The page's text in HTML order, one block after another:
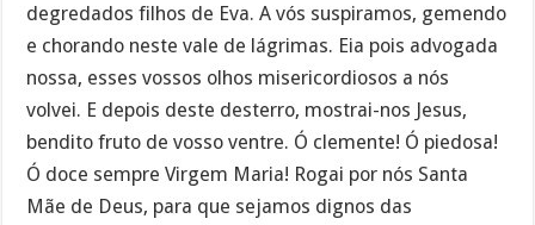
degredados filhos de Eva. A vós suspiramos, gemendo
e chorando neste vale de lágrimas. Eia pois advogada
nossa, esses vossos olhos misericordiosos a nós
volvei. E depois deste desterro, mostrai-nos Jesus,
bendito fruto de vosso ventre. Ó clemente! Ó piedosa!
Ó doce sempre Virgem Maria! Rogai por nós Santa
Mãe de Deus, para que sejamos dignos das